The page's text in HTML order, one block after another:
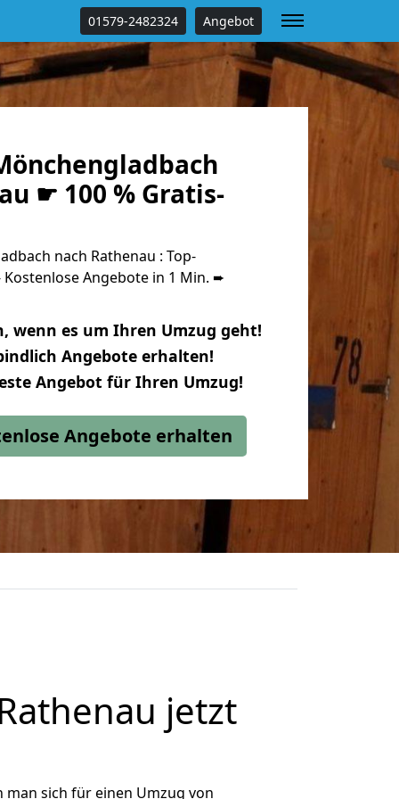
01579-2482324 Angebot
☛ 100 % Gratis-
nach Rathenau : Top-
Angebote in 1 Min. ➨
wenn es um Ihren Umzug geht!
Angebote erhalten!
Angebot für Ihren Umzug!
Angebote erhalten
jetzt
sich für einen Umzug von